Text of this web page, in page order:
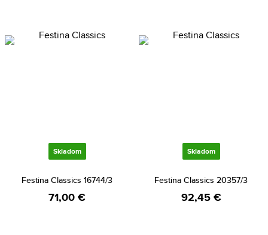
Skladom
Festina Classics 16744/3
71,00 €
Skladom
Festina Classics 20357/3
92,45 €